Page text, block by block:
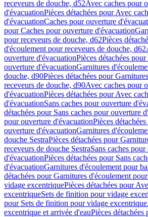
receveurs de douche, d52Avec caches pour
d'évacuationPièces détachées pour Avec
d'évacuationCaches pour ouverture
pour Caches pour ouverture d'évacuation
pour receveurs de douche, d62Pièces
d'écoulement pour receveurs de douche, d62
ouverture d'évacuationPièces détachées
ouverture d'évacuationGarnitures
douche, d90Pièces détachées pour
receveurs de douche, d90Avec caches pour
d'évacuationPièces détachées pour Avec
d'évacuationSans caches pour ouverture
détachées pour Sans caches pour ouverture
pour ouverture d'évacuationPièces
ouverture d'évacuationGarnitures
douche SestraPièces détachées pour
receveurs de douche SestraSans caches
d'évacuationPièces détachées pour Sans
d'évacuationGarnitures d'écoulement pour
détachées pour Garnitures d'écoulement
vidage excentriquePièces détachées pour
excentriqueSets de finition pour vidage
pour Sets de finition pour vidage excentrique
excentrique et arrivée d'eauPièces